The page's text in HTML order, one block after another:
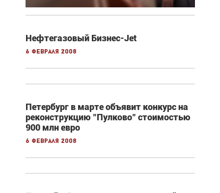
Нефтегазовый Бизнес-Jet
6 февраля 2008
Петербург в марте объявит конкурс на
реконструкцию "Пулково" стоимостью
900 млн евро
6 февраля 2008